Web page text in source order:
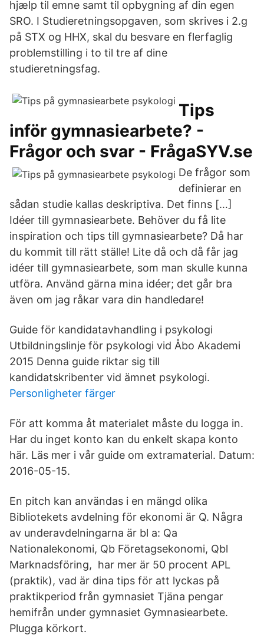
hjælp til emne samt til opbygning af din egen
SRO. I Studieretningsopgaven, som skrives i 2.g
på STX og HHX, skal du besvare en flerfaglig
problemstilling i to til tre af dine
studieretningsfag.
Tips
inför gymnasiearbete? -
Frågor och svar - FrågaSYV.se
De frågor som
definierar en
sådan studie kallas deskriptiva. Det finns […]
Idéer till gymnasiearbete. Behöver du få lite
inspiration och tips till gymnasiearbete? Då har
du kommit till rätt ställe! Lite då och då får jag
idéer till gymnasiearbete, som man skulle kunna
utföra. Använd gärna mina idéer; det går bra
även om jag råkar vara din handledare!
Guide för kandidatavhandling i psykologi
Utbildningslinje för psykologi vid Åbo Akademi
2015 Denna guide riktar sig till
kandidatskribenter vid ämnet psykologi.
Personligheter färger
För att komma åt materialet måste du logga in.
Har du inget konto kan du enkelt skapa konto
här. Läs mer i vår guide om extramaterial. Datum:
2016-05-15.
En pitch kan användas i en mängd olika
Bibliotekets avdelning för ekonomi är Q. Några
av underavdelningarna är bl a: Qa
Nationalekonomi, Qb Företagsekonomi, Qbl
Marknadsföring, har mer är 50 procent APL
(praktik), vad är dina tips för att lyckas på
praktikperiod från gymnasiet Tjäna pengar
hemifrån under gymnasiet Gymnasiearbete.
Plugga körkort.